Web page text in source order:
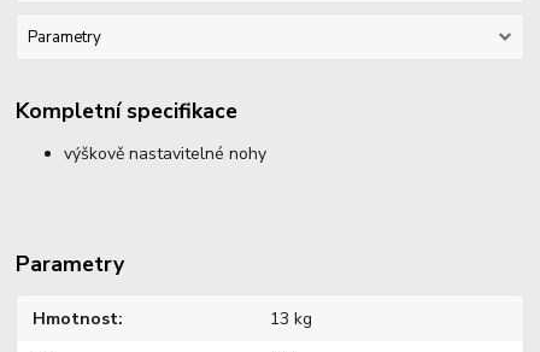
Parametry
Kompletní specifikace
výškově nastavitelné nohy
Parametry
Hmotnost 13 kg